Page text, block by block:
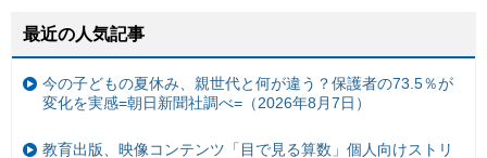
最近の人気記事
今の子どもの夏休み、親世代と何が違う？保護者の73.5％が
変化を実感=朝日新聞社調べ=（2026年8月7日）
教育出版、映像コンテンツ「目で見る算数」個人向けストリ